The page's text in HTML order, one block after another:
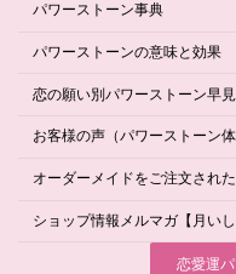
パワーストーン事典
パワーストーンの意味と効果
恋の願い別パワーストーン早
お客様の声（パワーストーン体
オーダーメイドをご注文され
ショップ情報メルマガ【月いし
恋愛運